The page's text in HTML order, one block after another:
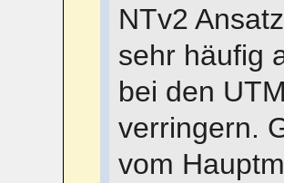
NTv2
sehr häufig
bei den
verringern.
vom